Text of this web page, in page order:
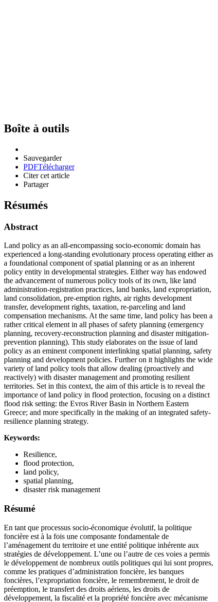
Boîte à outils
Sauvegarder
PDFTélécharger
Citer cet article
Partager
Résumés
Abstract
Land policy as an all-encompassing socio-economic domain has
experienced a long-standing evolutionary process operating either as
a foundational component of spatial planning or as an inherent
policy entity in developmental strategies. Either way has endowed
the advancement of numerous policy tools of its own, like land
administration-registration practices, land banks, land expropriation,
land consolidation, pre-emption rights, air rights development
transfer, development rights, taxation, re-parceling and land
compensation mechanisms. At the same time, land policy has been a
rather critical element in all phases of safety planning (emergency
planning, recovery-reconstruction planning and disaster mitigation-
prevention planning). This study elaborates on the issue of land
policy as an eminent component interlinking spatial planning, safety
planning and development policies. Further on it highlights the wide
variety of land policy tools that allow dealing (proactively and
reactively) with disaster management and promoting resilient
territories. Set in this context, the aim of this article is to reveal the
importance of land policy in flood protection, focusing on a distinct
flood risk setting: the Evros River Basin in Northern Eastern
Greece; and more specifically in the making of an integrated safety-
resilience planning strategy.
Keywords:
Resilience,
flood protection,
land policy,
spatial planning,
disaster risk management
Résumé
En tant que processus socio-économique évolutif, la politique
foncière est à la fois une composante fondamentale de
l’aménagement du territoire et une entité politique inhérente aux
stratégies de développement. L’une ou l’autre de ces voies a permis
le développement de nombreux outils politiques qui lui sont propres,
comme les pratiques d’administration foncière, les banques
foncières, l’expropriation foncière, le remembrement, le droit de
préemption, le transfert des droits aériens, les droits de
développement, la fiscalité et la propriété foncière avec mécanisme